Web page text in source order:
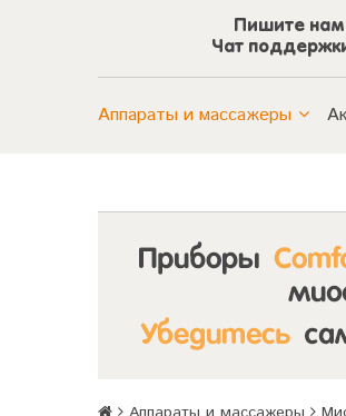
Пишите нам
Чат
Аппараты и массажеры